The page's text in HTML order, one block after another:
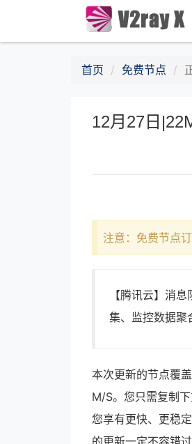
首页 免费节点
12月27日
注意：免费节点
【腾讯云】消
集、监控数据聚
本次更新的节点覆
M/S。您只需复制
您享有更快、更稳
的更新一定不容错过